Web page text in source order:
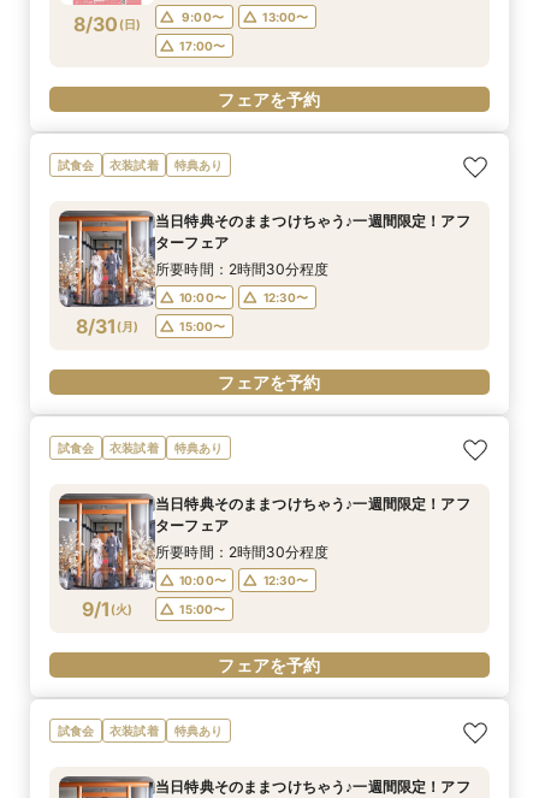
8/30 (日) 9:00〜
13:00〜
17:00〜
フェアを予約
試食会 衣装試着 特典あり
8/31 (月)
当日特典そのままつけちゃう♪一週間限定！アフ
ターフェア
所要時間：2時間30分程度
10:00〜
12:30〜
15:00〜
フェアを予約
試食会 衣装試着 特典あり
9/1 (火)
当日特典そのままつけちゃう♪一週間限定！アフ
ターフェア
所要時間：2時間30分程度
10:00〜
12:30〜
15:00〜
フェアを予約
試食会 衣装試着 特典あり
当日特典そのままつけちゃう♪一週間限定！アフ